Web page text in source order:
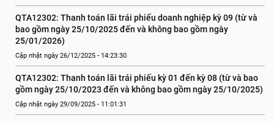
QTA12302: Thanh toán lãi trái phiếu doanh nghiệp kỳ 09 (từ và
bao gồm ngày 25/10/2025 đến và không bao gồm ngày
25/01/2026)
Cập nhật ngày 26/12/2025 - 14:23:30
QTA12302: Thanh toán lãi trái phiếu kỳ 01 đến kỳ 08 (từ và bao
gồm ngày 25/10/2023 đến và không bao gồm ngày 25/10/2025)
Cập nhật ngày 29/09/2025 - 11:01:31